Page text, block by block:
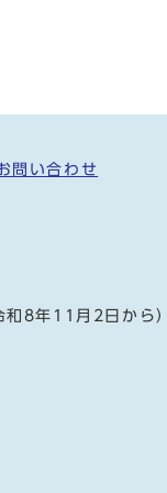
問い合わせ
8年11月2日から）